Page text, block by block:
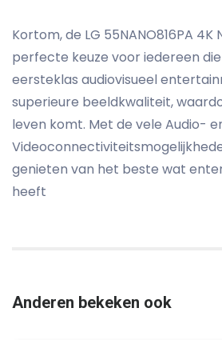
Kortom, de LG 55NANO816PA 4K
perfecte keuze voor iedereen
eersteklas audiovisueel
superieure beeldkwaliteit,
leven komt. Met de vele Audio-
genieten van het beste wat
heeft
Anderen bekeken ook